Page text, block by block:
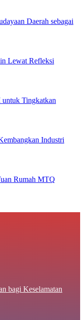
Daerah sebagai
Lewat Refleksi
Tingkatkan
Industri
Rumah MTQ
bagi Keselamatan